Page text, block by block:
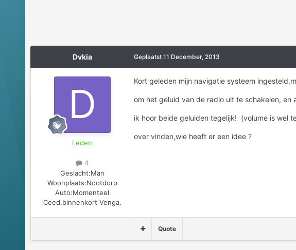
Dvkia
Leden
4
Geslacht:Man
Woonplaats:Nootdorp
Auto:Momenteel
Ceed,binnenkort Venga.
Geplaatst 11 December, 2013
Kort geleden mijn navigatie systeem
om het geluid van de radio uit te schakelen,
ik hoor beide geluiden tegelijk! (volume is wel
over vinden,wie heeft er een idee ?
Quote